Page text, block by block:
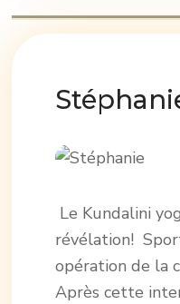
Le Kundalini
révélation!
opération de la
Après cette